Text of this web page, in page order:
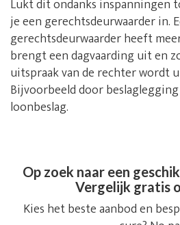
Lukt dit ondanks inspanningen
je een gerechtsdeurwaarder in.
gerechtsdeurwaarder heeft
brengt een dagvaarding uit en
uitspraak van de rechter wordt
Bijvoorbeeld door
loonbeslag.
Op zoek naar een
Vergelijk gratis
Kies het beste aanbod en